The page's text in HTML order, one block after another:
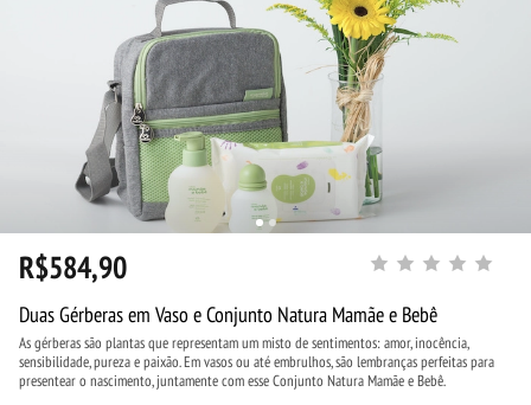
R$584,90
Duas Gérberas em Vaso e Conjunto Natura Mamãe e Bebê
As gérberas são plantas que representam um misto de sentimentos: amor, inocência,
sensibilidade, pureza e paixão. Em vasos ou até embrulhos, são lembranças perfeitas para
presentear o nascimento, juntamente com esse Conjunto Natura Mamãe e Bebê.